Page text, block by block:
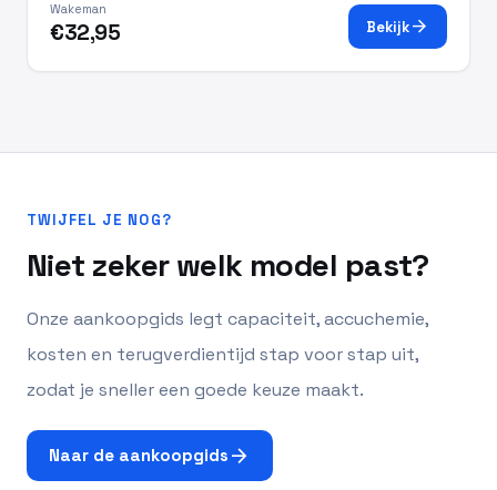
Wakeman
€32,95 Bekijkarrow_forward
TWIJFEL JE NOG?
Niet zeker welk model past?
Onze aankoopgids legt capaciteit, accuchemie,
kosten en terugverdientijd stap voor stap uit,
zodat je sneller een goede keuze maakt.
Naar de aankoopgids arrow_forward